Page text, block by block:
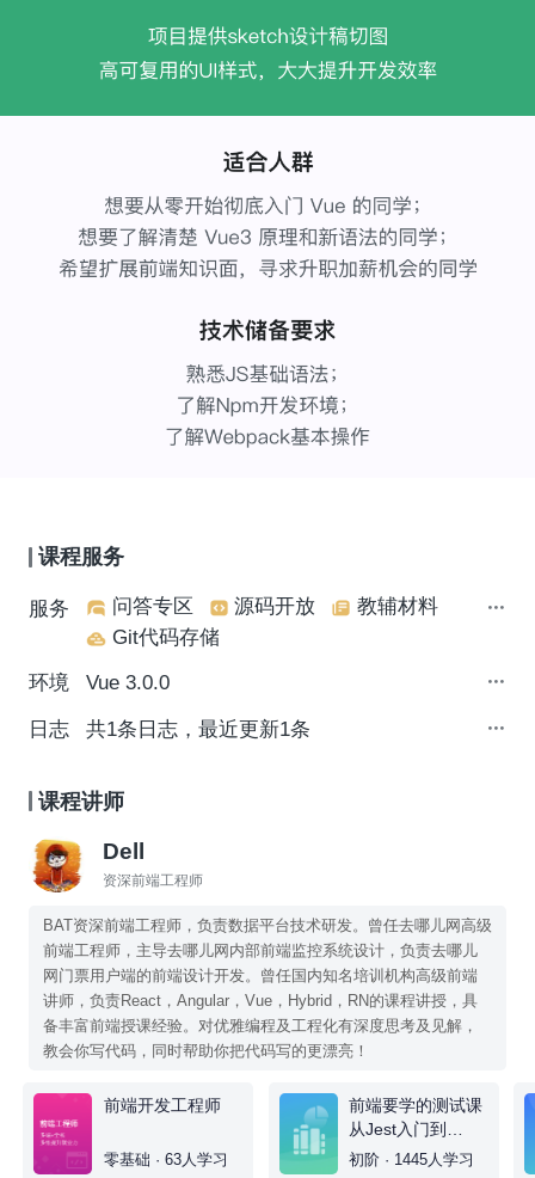
课程服务
服务 问答专区 源码开放
教辅材料
Git代码存储
环境
Vue 3.0.0
日志 共1条日志，最近更新1条
课程讲师
Dell
资深前端工程师
BAT资深前端工程师，负责数据平台技术研发。曾任去哪儿网高级
前端工程师，主导去哪儿网内部前端监控系统设计，负责去哪儿
网门票用户端的前端设计开发。曾任国内知名培训机构高级前端
讲师，负责React，Angular，Vue，Hybrid，RN的课程讲授，具
备丰富前端授课经验。对优雅编程及工程化有深度思考及见解，
教会你写代码，同时帮助你把代码写的更漂亮！
前端开发工程师
零基础 · 63人学习
前端要学的测试课
从Jest入门到
TDD/BDD双实战
初阶 · 1445人学习